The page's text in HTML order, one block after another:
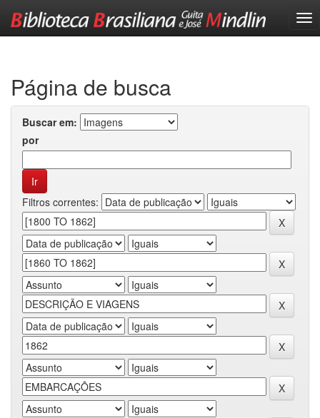
Página de busca
Buscar em:
por
Filtros correntes: